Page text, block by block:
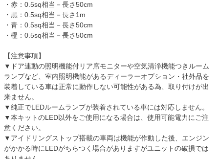
・赤：0.5sq相当－長さ50cm
・黒：0.5sq相当－長さ1m
・青：0.5sq相当－長さ50cm
・橙：0.5sq相当－長さ50cm
【注意事項】
▼ドア連動の照明機能付リア席モニターや空気清浄機能つきルーム
ランプなど、室内照明機能があるディーラーオプション・社外品を
装着している車は正常に動作しない可能性がある為、取り付けが出
来ません。
▼純正でLEDルームランプが装着されている車には対応しません。
▼本キットのLED以外をご使用になる場合は、使用可能電力にご注
意ください。
▼アイドリングストップ搭載の車両は機能が作動した後、エンジン
がかかる時にLEDがちらつく場合がありますがユニットの破損では